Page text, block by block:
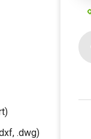
.dwg)